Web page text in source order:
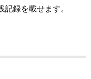
録を載せます。